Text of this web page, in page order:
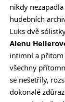
nikdy
hudebních
Luks dvě
Alenu
intimní a
všechny
se nešetřily,
dokonalé